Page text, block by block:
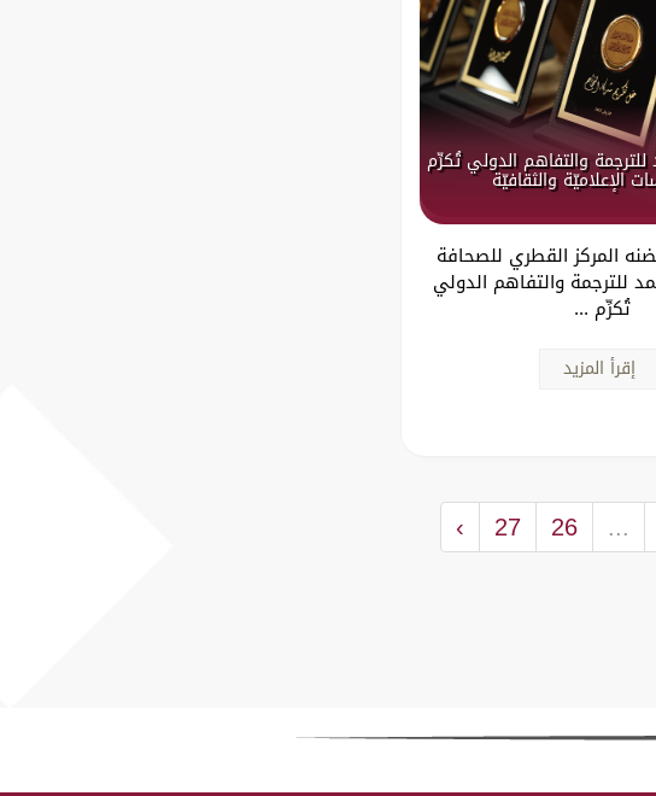
والتفاهم الدولي تُكرِّم
الإعلاميّة والثقافيّة
المركز القطري للصحافة
للترجمة والتفاهم الدولي
تُكرِّم ...
إقرأ المزيد
...
26
27
›